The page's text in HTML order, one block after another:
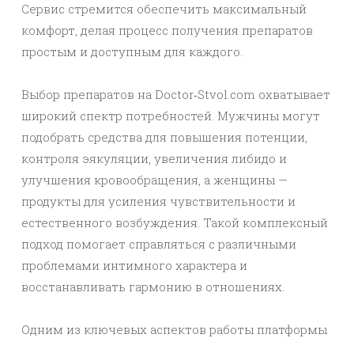
Сервис стремится обеспечить максимальный
комфорт, делая процесс получения препаратов
простым и доступным для каждого.
Выбор препаратов на Doctor‑Stvol.com охватывает
широкий спектр потребностей. Мужчины могут
подобрать средства для повышения потенции,
контроля эякуляции, увеличения либидо и
улучшения кровообращения, а женщины —
продукты для усиления чувствительности и
естественного возбуждения. Такой комплексный
подход помогает справляться с различными
проблемами интимного характера и
восстанавливать гармонию в отношениях.
Одним из ключевых аспектов работы платформы